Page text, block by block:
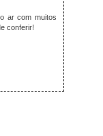
ar com muitos
conferir!